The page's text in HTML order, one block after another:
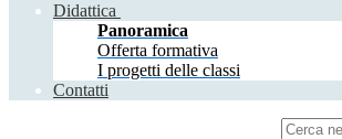
Didattica
Panoramica
Offerta formativa
I progetti delle classi
Contatti